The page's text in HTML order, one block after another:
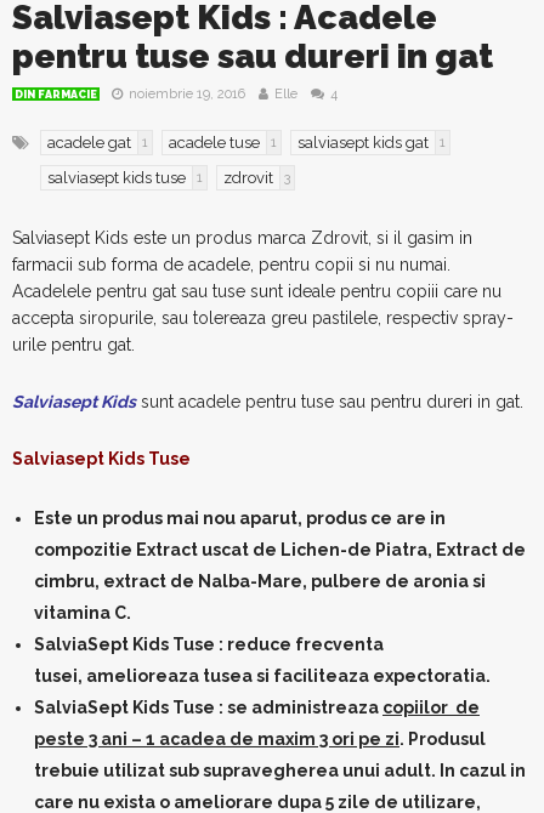
Salviasept Kids : Acadele
pentru tuse sau dureri in gat
DIN FARMACIE noiembrie 19, 2016 Elle 4
acadele gat 1 acadele tuse 1 salviasept kids gat 1
salviasept kids tuse 1 zdrovit 3
Salviasept Kids este un produs marca Zdrovit, si il gasim in
farmacii sub forma de acadele, pentru copii si nu numai.
Acadelele pentru gat sau tuse sunt ideale pentru copiii care nu
accepta siropurile, sau tolereaza greu pastilele, respectiv spray-
urile pentru gat.
Salviasept Kidssunt acadele pentru tuse sau pentru dureri in gat.
Salviasept Kids Tuse
Este un produs mai nou aparut, produs ce are in
compozitie Extract uscat de Lichen-de Piatra, Extract de
cimbru, extract de Nalba-Mare, pulbere de aronia si
vitamina C.
SalviaSept Kids Tuse : reduce frecventa
tusei, amelioreaza tusea si faciliteaza expectoratia.
SalviaSept Kids Tuse : se administreaza copiilor de
peste 3 ani – 1 acadea de maxim 3 ori pe zi. Produsul
trebuie utilizat sub supravegherea unui adult. In cazul in
care nu exista o ameliorare dupa 5 zile de utilizare,